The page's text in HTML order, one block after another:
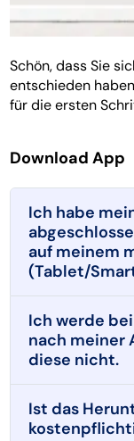
Schön, dass Sie
entschieden
für die ersten
Download App
Ich habe
auf meinem
(Tablet/
Ich werde
nach meiner
diese nicht.
Ist das